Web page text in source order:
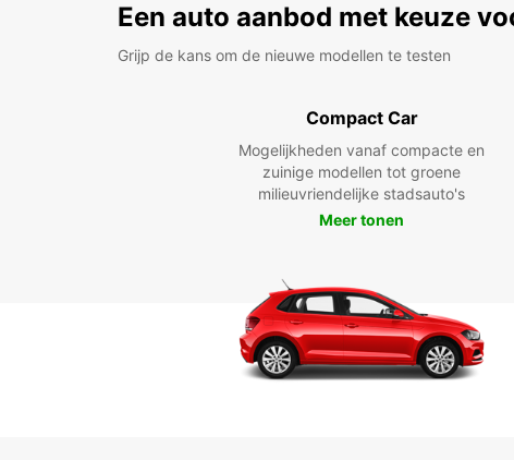
Een auto aanbod met keuze
Grijp de kans om de nieuwe modellen te testen
Compact Car
Mogelijkheden vanaf compacte en
zuinige modellen tot groene
milieuvriendelijke stadsauto's
Meer tonen